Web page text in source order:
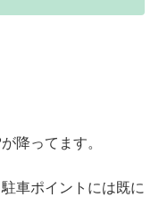
降ってます。
車ポイントには既に